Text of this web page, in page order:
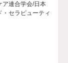
ア連合学会/日本
セラピューティ